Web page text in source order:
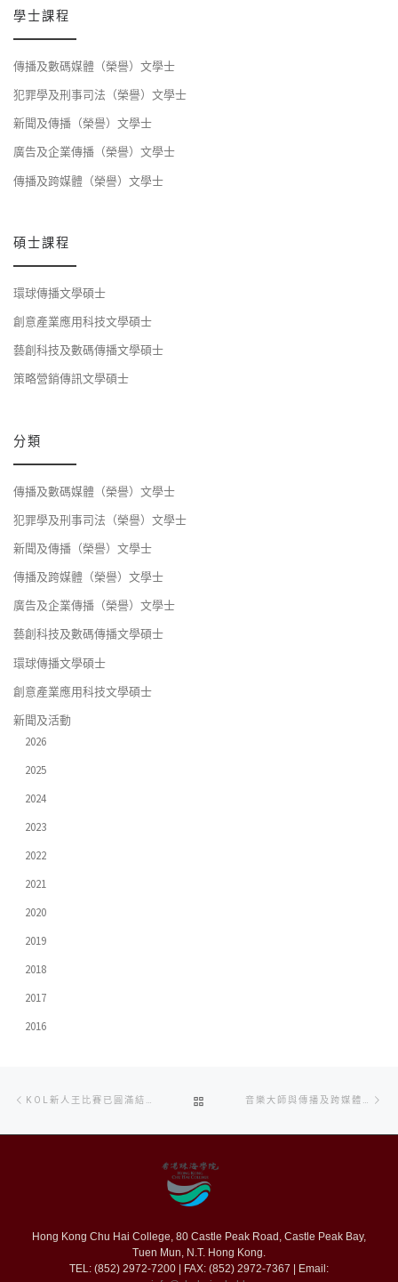
學士課程
傳播及數碼媒體（榮譽）文學士
犯罪學及刑事司法（榮譽）文學士
新聞及傳播（榮譽）文學士
廣告及企業傳播（榮譽）文學士
傳播及跨媒體（榮譽）文學士
碩士課程
環球傳播文學碩士
創意產業應用科技文學碩士
藝創科技及數碼傳播文學碩士
策略營銷傳訊文學碩士
分類
傳播及數碼媒體（榮譽）文學士
犯罪學及刑事司法（榮譽）文學士
新聞及傳播（榮譽）文學士
傳播及跨媒體（榮譽）文學士
廣告及企業傳播（榮譽）文學士
藝創科技及數碼傳播文學碩士
環球傳播文學碩士
創意產業應用科技文學碩士
新聞及活動
2026
2025
2024
2023
2022
2021
2020
2019
2018
2017
2016
navigation
Previous
TO
POST
Hong Kong Chu Hai College, 80 Castle Peak Road, Castle Peak Bay,
Tuen Mun, N.T. Hong Kong.
TEL: (852) 2972-7200 | FAX: (852) 2972-7367 | Email: